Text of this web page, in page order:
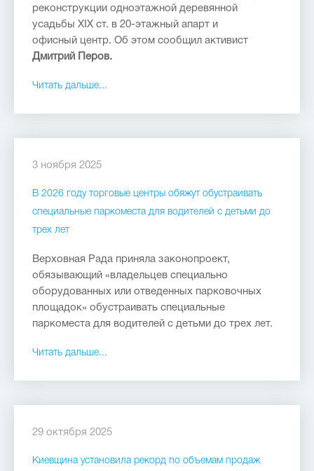
реконструкции одноэтажной деревянной
усадьбы ХІХ ст. в 20-этажный апарт и
офисный центр. Об этом сообщил активист
Дмитрий Перов.
Читать дальше...
3 ноября 2025
В 2026 году торговые центры обяжут обустраивать
специальные паркоместа для водителей с детьми до
трех лет
Верховная Рада приняла законопроект,
обязывающий «владельцев специально
оборудованных или отведенных парковочных
площадок» обустраивать специальные
паркоместа для водителей с детьми до трех лет.
Читать дальше...
29 октября 2025
Киевщина установила рекорд по объемам продаж